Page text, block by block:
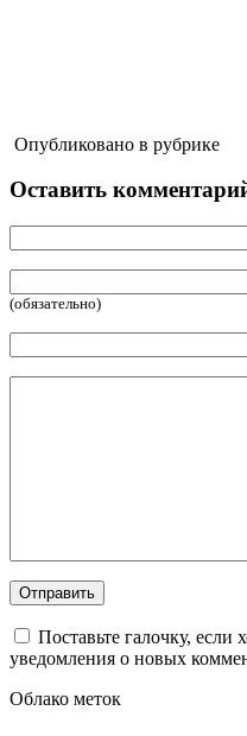
Опубликовано в рубрике
Оставить
(обязательно)
Поставьте галочку, если
уведомления о новых
Облако меток